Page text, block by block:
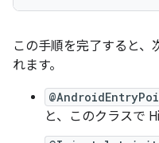
この手順を完了すると、
れます。
と、このクラスで